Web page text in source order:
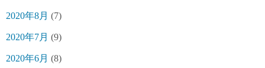
2020年8月 (7)
2020年7月 (9)
2020年6月 (8)